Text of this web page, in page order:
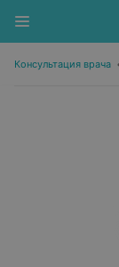
Консультация врача